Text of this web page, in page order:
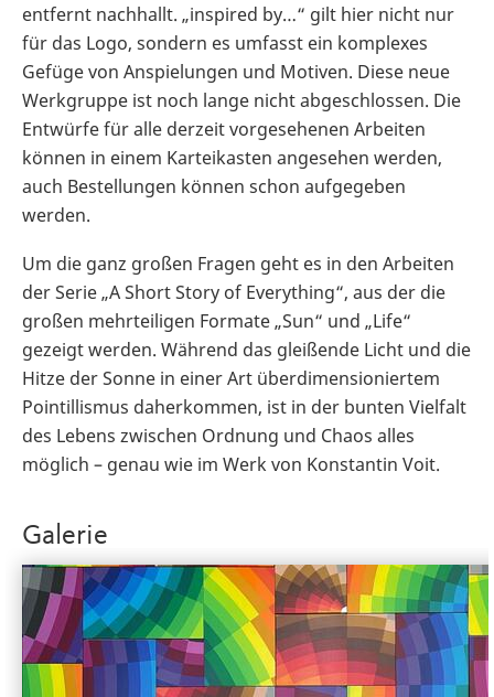
entfernt nachhallt. „inspired by…“ gilt hier nicht nur
für das Logo, sondern es umfasst ein komplexes
Gefüge von Anspielungen und Motiven. Diese neue
Werkgruppe ist noch lange nicht abgeschlossen. Die
Entwürfe für alle derzeit vorgesehenen Arbeiten
können in einem Karteikasten angesehen werden,
auch Bestellungen können schon aufgegeben
werden.
Um die ganz großen Fragen geht es in den Arbeiten
der Serie „A Short Story of Everything“, aus der die
großen mehrteiligen Formate „Sun“ und „Life“
gezeigt werden. Während das gleißende Licht und die
Hitze der Sonne in einer Art überdimensioniertem
Pointillismus daherkommen, ist in der bunten Vielfalt
des Lebens zwischen Ordnung und Chaos alles
möglich – genau wie im Werk von Konstantin Voit.
Galerie